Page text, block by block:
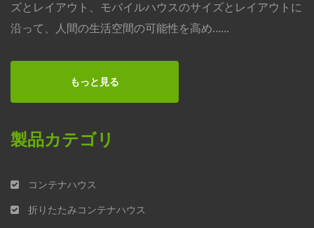
ズとレイアウト、モバイルハウスのサイズとレイアウトに
沿って、人間の生活空間の可能性を高め......
もっと見る
製品カテゴリ
コンテナハウス
折りたたみコンテナハウス